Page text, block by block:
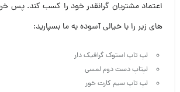
اعتماد مشتریان گرانقدر خود را کسب کند. پس
های زیر را با خیالی آسوده به ما بسپارید:
لپ تاپ استوک گرافیک دار
لپتاپ دست دوم لمسی
لپ تاپ سیم کارت خور